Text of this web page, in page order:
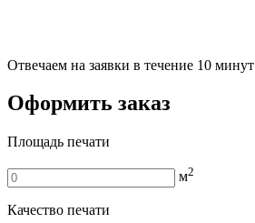
Отвечаем на заявки в течение 10 минут
Оформить заказ
Площадь печати
м2
Качество печати